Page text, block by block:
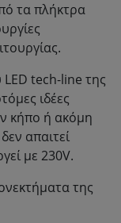
τα πλήκτρα
tech-line της
ιδέες
κήπο ή ακόμη
απαιτεί
με 230V.
της